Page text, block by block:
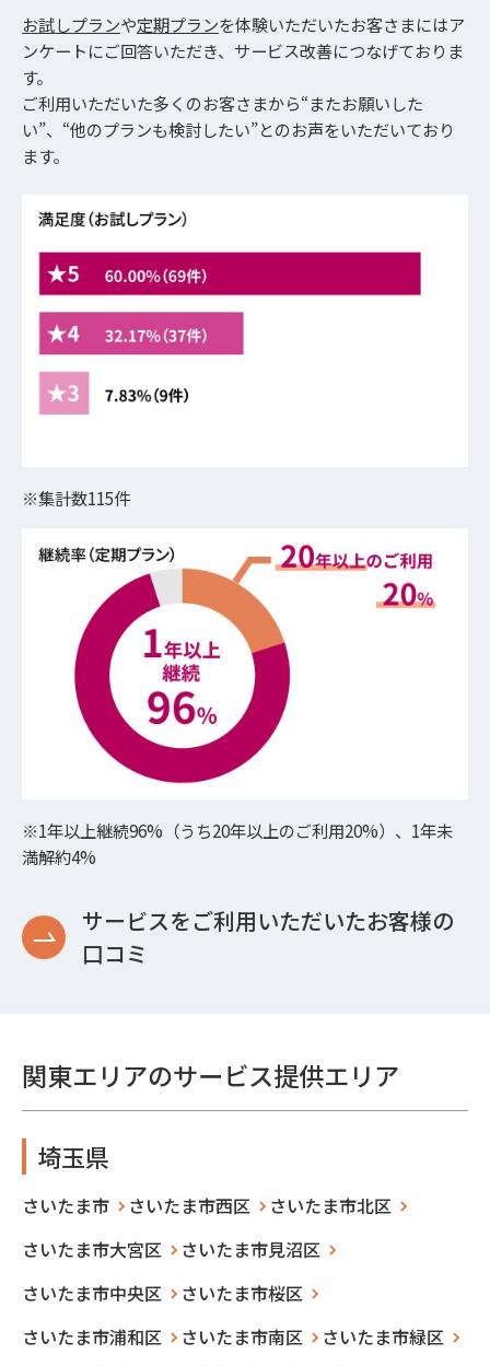
お試しプランや定期プランを体験いただいたお客さまにはア
ンケートにご回答いただき、サービス改善につなげておりま
す。
ご利用いただいた多くのお客さまから“またお願いした
い”、“他のプランも検討したい”とのお声をいただいており
ます。
※集計数115件
※1年以上継続96%（うち20年以上のご利用20%）、1年未
満解約4%
サービスをご利用いただいたお客様の
口コミ
関東エリアのサービス提供エリア
埼玉県
さいたま市 さいたま市西区
さいたま市北区
さいたま市大宮区
さいたま市見沼区
さいたま市中央区
さいたま市桜区
さいたま市浦和区
さいたま市南区
さいたま市緑区